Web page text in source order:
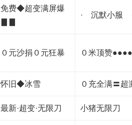
免费◆超变满屏爆
· 沉默小服
０元沙捐０元狂暴 ０米顶赞●●●●
怀旧◆冰雪 ０充全满〓超
最新·超变·无限刀 小猪无限刀